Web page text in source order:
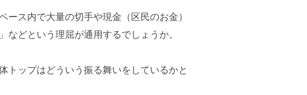
ス内で大量の切手や現金（区民のお金）
などという理屈が通用するでしょうか。
トップはどういう振る舞いをしているかと